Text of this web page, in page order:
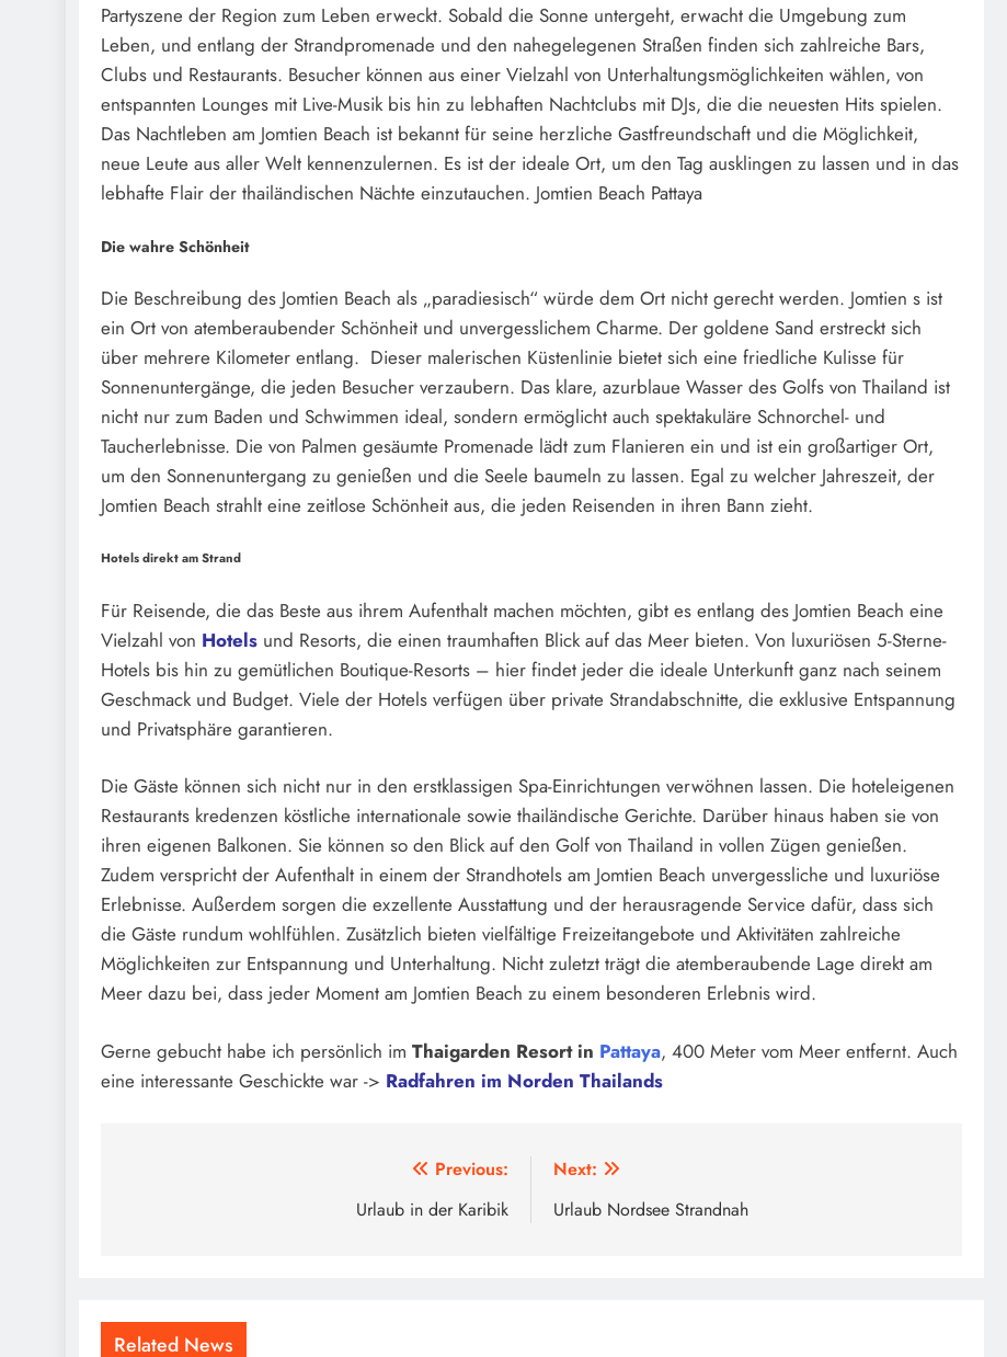
Partyszene der Region zum Leben erweckt. Sobald die Sonne untergeht, erwacht die Umgebung zum
Leben, und entlang der Strandpromenade und den nahegelegenen Straßen finden sich zahlreiche Bars,
Clubs und Restaurants. Besucher können aus einer Vielzahl von Unterhaltungsmöglichkeiten wählen, von
entspannten Lounges mit Live-Musik bis hin zu lebhaften Nachtclubs mit DJs, die die neuesten Hits spielen.
Das Nachtleben am Jomtien Beach ist bekannt für seine herzliche Gastfreundschaft und die Möglichkeit,
neue Leute aus aller Welt kennenzulernen. Es ist der ideale Ort, um den Tag ausklingen zu lassen und in das
lebhafte Flair der thailändischen Nächte einzutauchen. Jomtien Beach Pattaya
Die wahre Schönheit
Die Beschreibung des Jomtien Beach als „paradiesisch“ würde dem Ort nicht gerecht werden. Jomtien s ist
ein Ort von atemberaubender Schönheit und unvergesslichem Charme. Der goldene Sand erstreckt sich
über mehrere Kilometer entlang. Dieser malerischen Küstenlinie bietet sich eine friedliche Kulisse für
Sonnenuntergänge, die jeden Besucher verzaubern. Das klare, azurblaue Wasser des Golfs von Thailand ist
nicht nur zum Baden und Schwimmen ideal, sondern ermöglicht auch spektakuläre Schnorchel- und
Taucherlebnisse. Die von Palmen gesäumte Promenade lädt zum Flanieren ein und ist ein großartiger Ort,
um den Sonnenuntergang zu genießen und die Seele baumeln zu lassen. Egal zu welcher Jahreszeit, der
Jomtien Beach strahlt eine zeitlose Schönheit aus, die jeden Reisenden in ihren Bann zieht.
Hotels direkt am Strand
Für Reisende, die das Beste aus ihrem Aufenthalt machen möchten, gibt es entlang des Jomtien Beach eine
Vielzahl von Hotels und Resorts, die einen traumhaften Blick auf das Meer bieten. Von luxuriösen 5-Sterne-
Hotels bis hin zu gemütlichen Boutique-Resorts – hier findet jeder die ideale Unterkunft ganz nach seinem
Geschmack und Budget. Viele der Hotels verfügen über private Strandabschnitte, die exklusive Entspannung
und Privatsphäre garantieren.
Die Gäste können sich nicht nur in den erstklassigen Spa-Einrichtungen verwöhnen lassen. Die hoteleigenen
Restaurants kredenzen köstliche internationale sowie thailändische Gerichte. Darüber hinaus haben sie von
ihren eigenen Balkonen. Sie können so den Blick auf den Golf von Thailand in vollen Zügen genießen.
Zudem verspricht der Aufenthalt in einem der Strandhotels am Jomtien Beach unvergessliche und luxuriöse
Erlebnisse. Außerdem sorgen die exzellente Ausstattung und der herausragende Service dafür, dass sich
die Gäste rundum wohlfühlen. Zusätzlich bieten vielfältige Freizeitangebote und Aktivitäten zahlreiche
Möglichkeiten zur Entspannung und Unterhaltung. Nicht zuletzt trägt die atemberaubende Lage direkt am
Meer dazu bei, dass jeder Moment am Jomtien Beach zu einem besonderen Erlebnis wird.
Gerne gebucht habe ich persönlich im Thaigarden Resort in Pattaya, 400 Meter vom Meer entfernt. Auch
eine interessante Geschickte war -> Radfahren im Norden Thailands
Previous:
Urlaub in der Karibik
Next:
Urlaub Nordsee Strandnah
Related News